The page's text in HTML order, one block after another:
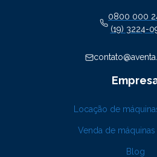
0800 000
(19) 3224-
Locação de
Venda de
Blog